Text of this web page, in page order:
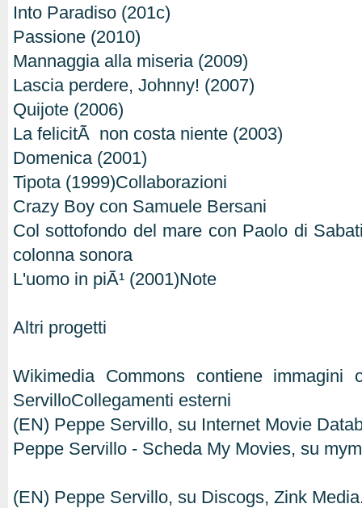
Into Paradiso (201c)
Passione (2010)
Mannaggia alla miseria (2009)
Lascia perdere, Johnny! (2007)
Quijote (2006)
La felicitÃ non costa niente (2003)
Domenica (2001)
Tipota (1999)Collaborazioni
Crazy Boy con Samuele Bersani
Col sottofondo del mare con Paolo di
colonna sonora
L'uomo in piÃ¹ (2001)Note
Altri progetti
Wikimedia Commons contiene
ServilloCollegamenti esterni
(EN) Peppe Servillo, su Internet Movie
Peppe Servillo - Scheda My Movies, su
(EN) Peppe Servillo, su Discogs, Zink